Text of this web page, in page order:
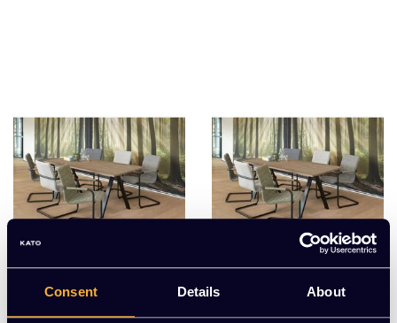
Consent Details About
Vergader- bureautafel Vergader - bureautaf